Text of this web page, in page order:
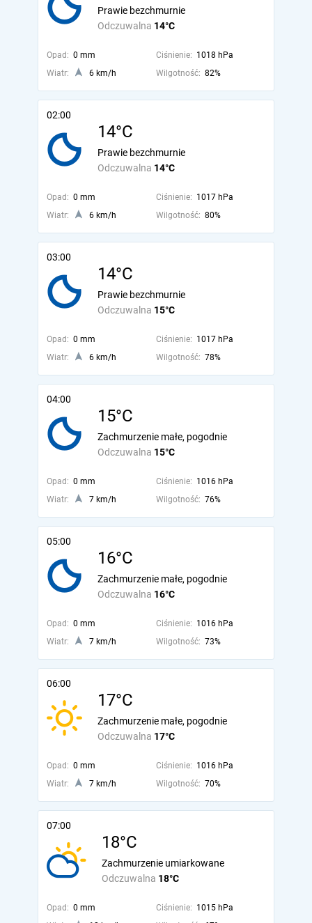
Odczuwalna 14°C
Prawie bezchmurnie
Opad: 0 mm Ciśnienie: 1018 hPa
Wiatr:
6 km/h Wilgotność: 82%
02:00
14°C
Odczuwalna 14°C
Prawie bezchmurnie
Opad: 0 mm Ciśnienie: 1017 hPa
Wiatr:
6 km/h Wilgotność: 80%
03:00
14°C
Odczuwalna 15°C
Prawie bezchmurnie
Opad: 0 mm Ciśnienie: 1017 hPa
Wiatr:
6 km/h Wilgotność: 78%
04:00
15°C
Odczuwalna 15°C
Zachmurzenie małe, pogodnie
Opad: 0 mm Ciśnienie: 1016 hPa
Wiatr:
7 km/h Wilgotność: 76%
05:00
16°C
Odczuwalna 16°C
Zachmurzenie małe, pogodnie
Opad: 0 mm Ciśnienie: 1016 hPa
Wiatr:
7 km/h Wilgotność: 73%
06:00
17°C
Odczuwalna 17°C
Zachmurzenie małe, pogodnie
Opad: 0 mm Ciśnienie: 1016 hPa
Wiatr:
7 km/h Wilgotność: 70%
07:00
18°C
Odczuwalna 18°C
Zachmurzenie umiarkowane
Opad: 0 mm Ciśnienie: 1015 hPa